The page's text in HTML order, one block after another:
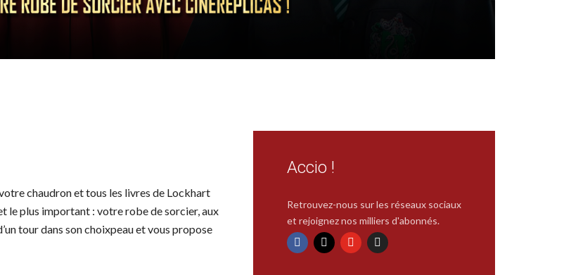
chaudron et tous les livres de Lockhart
le plus important : votre robe de sorcier, aux
tour dans son choixpeau et vous propose
Accio !
Retrouvez-nous sur les réseaux sociaux
et rejoignez nos milliers d'abonnés.